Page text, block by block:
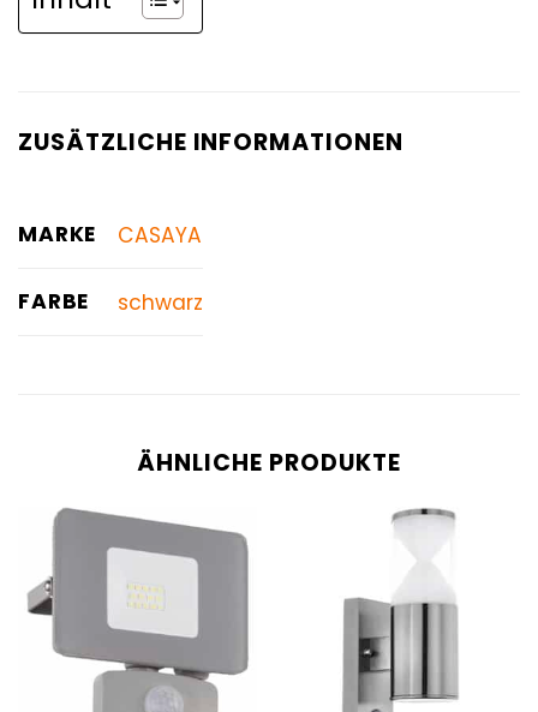
ZUSÄTZLICHE INFORMATIONEN
MARKE CASAYA
FARBE schwarz
ÄHNLICHE PRODUKTE